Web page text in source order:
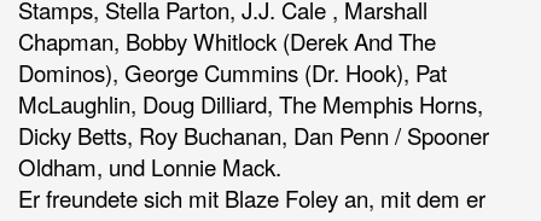
Stamps, Stella Parton, J.J. Cale , Marshall
Chapman, Bobby Whitlock (Derek And The
Dominos), George Cummins (Dr. Hook), Pat
McLaughlin, Doug Dilliard, The Memphis Horns,
Dicky Betts, Roy Buchanan, Dan Penn / Spooner
Oldham, und Lonnie Mack.
Er freundete sich mit Blaze Foley an, mit dem er